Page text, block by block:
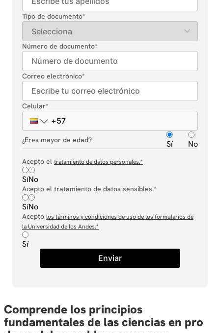
Tipo de documento*
Número de documento*
Correo electrónico*
Celular*
¿Eres mayor de edad? Sí No
Acepto el tratamiento de datos personales.*
SíNo
Acepto el tratamiento de datos sensibles.*
SíNo
Acepto los términos y condiciones de uso de los formularios de
la Universidad de los Andes.*
Sí
Enviar
Comprende los principios
fundamentales de las ciencias en pro